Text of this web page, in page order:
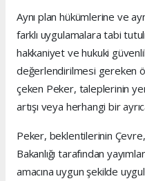
Aynı plan hükümlerine ve
farklı uygulamalara tabi
hakkaniyet ve hukuki
değerlendirilmesi gereken
çeken Peker, taleplerinin
artışı veya herhangi bir
Peker, beklentilerinin
Bakanlığı tarafından
amacına uygun şekilde